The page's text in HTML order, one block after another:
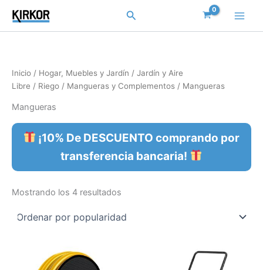
contenido
Buscar
Inicio / Hogar, Muebles y Jardín / Jardín y Aire
Libre / Riego / Mangueras y Complementos / Mangueras
Mangueras
¡10% De DESCUENTO comprando por
transferencia bancaria!
Mostrando los 4 resultados
por
popularidad